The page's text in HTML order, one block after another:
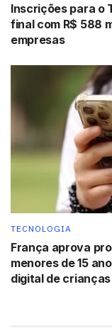
Inscrições para o
final com R$ 588
empresas
TECNOLOGIA
França aprova
menores de 15
digital de crianças